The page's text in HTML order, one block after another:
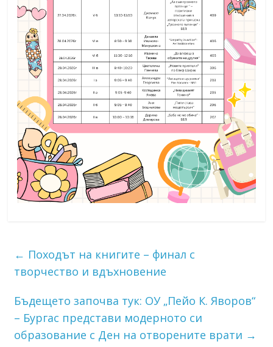
← Походът на книгите – финал с
творчество и вдъхновение
Бъдещето започва тук: ОУ „Пейо К. Яворов“
– Бургас представи модерното си
образование с Ден на отворените врати →